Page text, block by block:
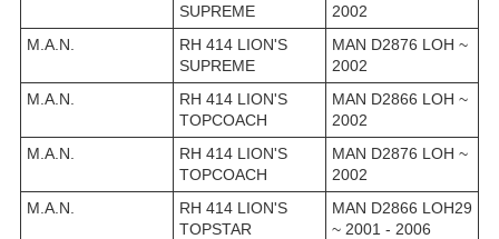
SUPREME
2002
M.A.N.
RH 414 LION'S
SUPREME
MAN D2876 LOH ~
2002
M.A.N.
RH 414 LION'S
TOPCOACH
MAN D2866 LOH ~
2002
M.A.N.
RH 414 LION'S
TOPCOACH
MAN D2876 LOH ~
2002
M.A.N.
RH 414 LION'S
TOPSTAR
MAN D2866 LOH29
~ 2001 - 2006